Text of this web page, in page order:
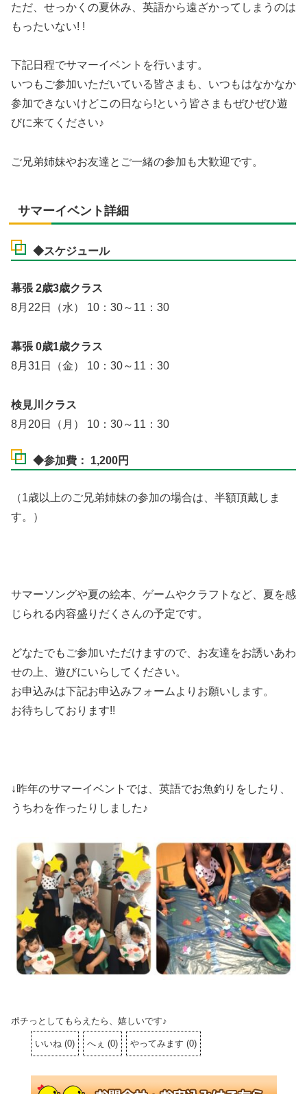
ただ、せっかくの夏休み、英語から遠ざかってしまうのは
もったいない! !
下記日程でサマーイベントを行います。
いつもご参加いただいている皆さまも、いつもはなかなか
参加できないけどこの日なら!という皆さまもぜひぜひ遊
びに来てください♪
ご兄弟姉妹やお友達とご一緒の参加も大歓迎です。
サマーイベント詳細
◆スケジュール
幕張 2歳3歳クラス
8月22日（水） 10：30～11：30
幕張 0歳1歳クラス
8月31日（金） 10：30～11：30
検見川クラス
8月20日（月） 10：30～11：30
◆参加費： 1,200円
（1歳以上のご兄弟姉妹の参加の場合は、半額頂戴しま
す。）
サマーソングや夏の絵本、ゲームやクラフトなど、夏を感
じられる内容盛りだくさんの予定です。
どなたでもご参加いただけますので、お友達をお誘いあわ
せの上、遊びにいらしてください。
お申込みは下記お申込みフォームよりお願いします。
お待ちしております!!
↓昨年のサマーイベントでは、英語でお魚釣りをしたり、
うちわを作ったりしました♪
ポチっとしてもらえたら、嬉しいです♪
いいね (0) へぇ (0) やってみます (0)